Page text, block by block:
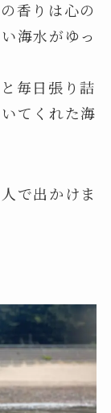
香りは心の
海水がゆっ
毎日張り詰
てくれた海
で出かけま